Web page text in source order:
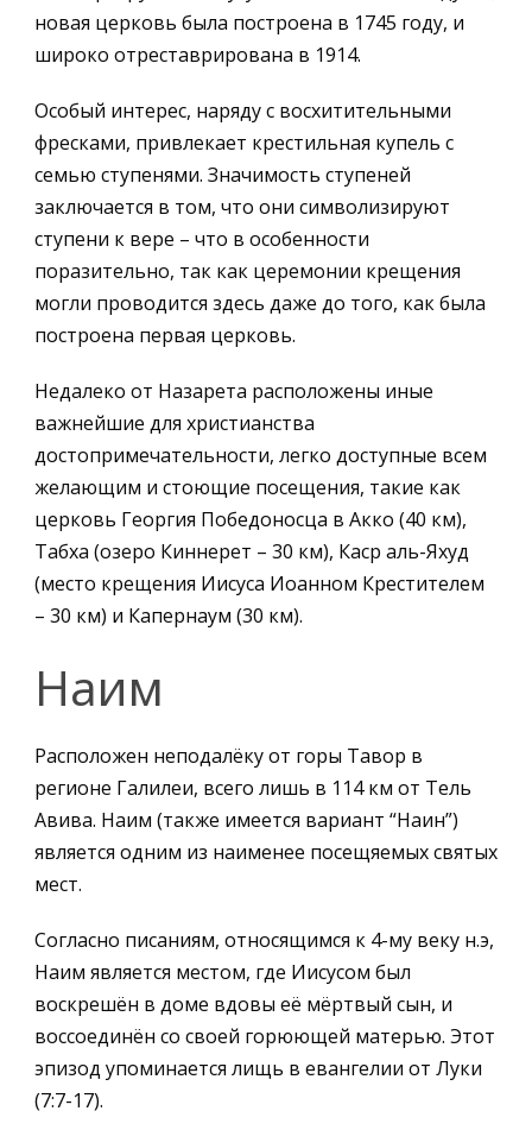
новая церковь была построена в 1745 году, и
широко отреставрирована в 1914.
Особый интерес, наряду с восхитительными
фресками, привлекает крестильная купель с
семью ступенями. Значимость ступеней
заключается в том, что они символизируют
ступени к вере – что в особенности
поразительно, так как церемонии крещения
могли проводится здесь даже до того, как была
построена первая церковь.
Недалеко от Назарета расположены иные
важнейшие для христианства
достопримечательности, легко доступные всем
желающим и стоющие посещения, такие как
церковь Георгия Победоносца в Акко (40 км),
Табха (озеро Киннерет – 30 км), Каср аль-Яхуд
(место крещения Иисуса Иоанном Крестителем
– 30 км) и Капернаум (30 км).
Наим
Расположен неподалёку от горы Тавор в
регионе Галилеи, всего лишь в 114 км от Тель
Авива. Наим (также имеется вариант “Наин”)
является одним из наименее посещяемых святых
мест.
Согласно писаниям, относящимся к 4-му веку н.э,
Наим является местом, где Иисусом был
воскрешён в доме вдовы её мёртвый сын, и
воссоединён со своей горюющей матерью. Этот
эпизод упоминается лищь в евангелии от Луки
(7:7-17).